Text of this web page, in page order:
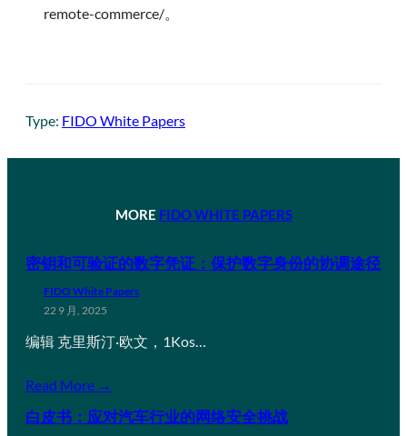
remote-commerce/。
Type: FIDO White Papers
MORE FIDO WHITE PAPERS
密钥和可验证的数字凭证：保护数字身份的协调途径
FIDO White Papers
22 9 月, 2025
编辑 克里斯汀·欧文，1Kos…
Read More →
白皮书：应对汽车行业的网络安全挑战